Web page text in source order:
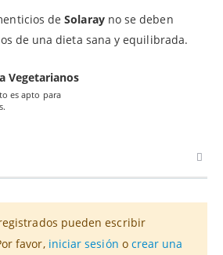
deSolarayno se deben
de una dieta sana y equilibrada.
Vegetarianos
es apto para
pueden escribir
favor, iniciar sesión o crear una